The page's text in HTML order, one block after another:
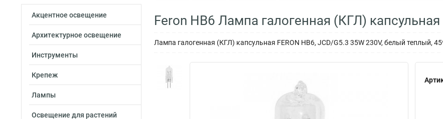
Акцентное освещение
Архитектурное освещение
Инструменты
Крепеж
Лампы
Освещение для растений
Feron HB6 Лампа галогенная (КГЛ)
Лампа галогенная (КГЛ) капсульная FERON HB6, JCD/G5.3 35W 230V, белый теплый,